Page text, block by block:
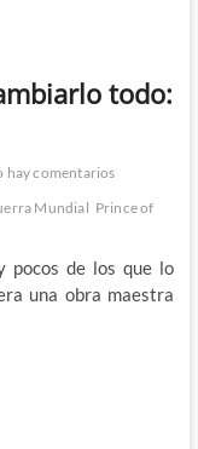
todo:
hay comentarios
Mundial Prince of
pocos de los que lo
una obra maestra